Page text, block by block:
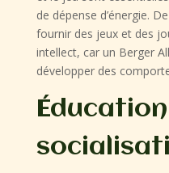
de dépense d’énergie.
fournir des jeux et des
intellect, car un Berger
développer des